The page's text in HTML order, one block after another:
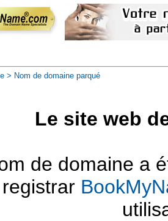
> Nom de domaine parqué
Le site web
de domaine a